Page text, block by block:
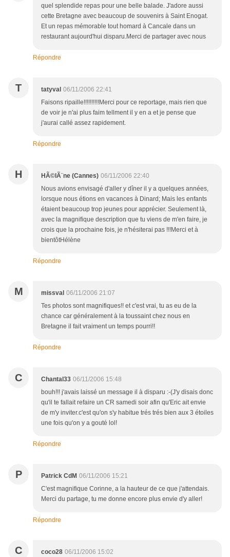
quel splendide repas pour une belle balade. J'adore aussi
cette Bretagne avec beaucoup de souvenirs à Saint Enogat.
Et un repas mémorable tout homard à Cancale dans un
restaurant aujourd'hui disparu.Merci de partager avec nous
Répondre
T tatyval 06/11/2006 22:41
Faisons ripaille!!!!!!!!!!Merci pour ce reportage, mais rien que
de voir je n'ai plus faim tellment il y en a et je pense que
j'aurai callé assez rapidement.
Répondre
H HÃ©lÃ¨ne (Cannes) 06/11/2006 22:40
Nous avions envisagé d'aller y dîner il y a quelques années,
lorsque nous étions en vacances à Dinard; Mais les enfants
étaient beaucoup trop jeunes pour apprécier. Seulement là,
avec la magnifique description que tu viens de m'en faire, je
crois que la prochaine fois, je n'hésiterai pas !!!Merci et à
bientôtHélène
Répondre
M missval 06/11/2006 21:07
Tes photos sont magnifiques!! et c'est vrai, tu as eu de la
chance car généralement à la toussaint chez nous en
Bretagne il fait vraiment un temps pourri!!
Répondre
C Chantal33 06/11/2006 15:48
bouh!!! j'avais laissé un message il à disparu :-(J'y disais donc
qu'il te fallait refaire un CR samedi soir afin qu'Eric ait envie
de m'y inviter.c'est qu'on s'y habitue trés trés bien aux 3 étoiles
une fois qu'on y a gouté lol!
Répondre
P Patrick CdM 06/11/2006 15:21
C'est magnifique Corinne, a la hauteur de ce que j'attendais.
Merci du partage, tu me donne encore plus envie d'y aller!
Répondre
C coco28 06/11/2006 15:02